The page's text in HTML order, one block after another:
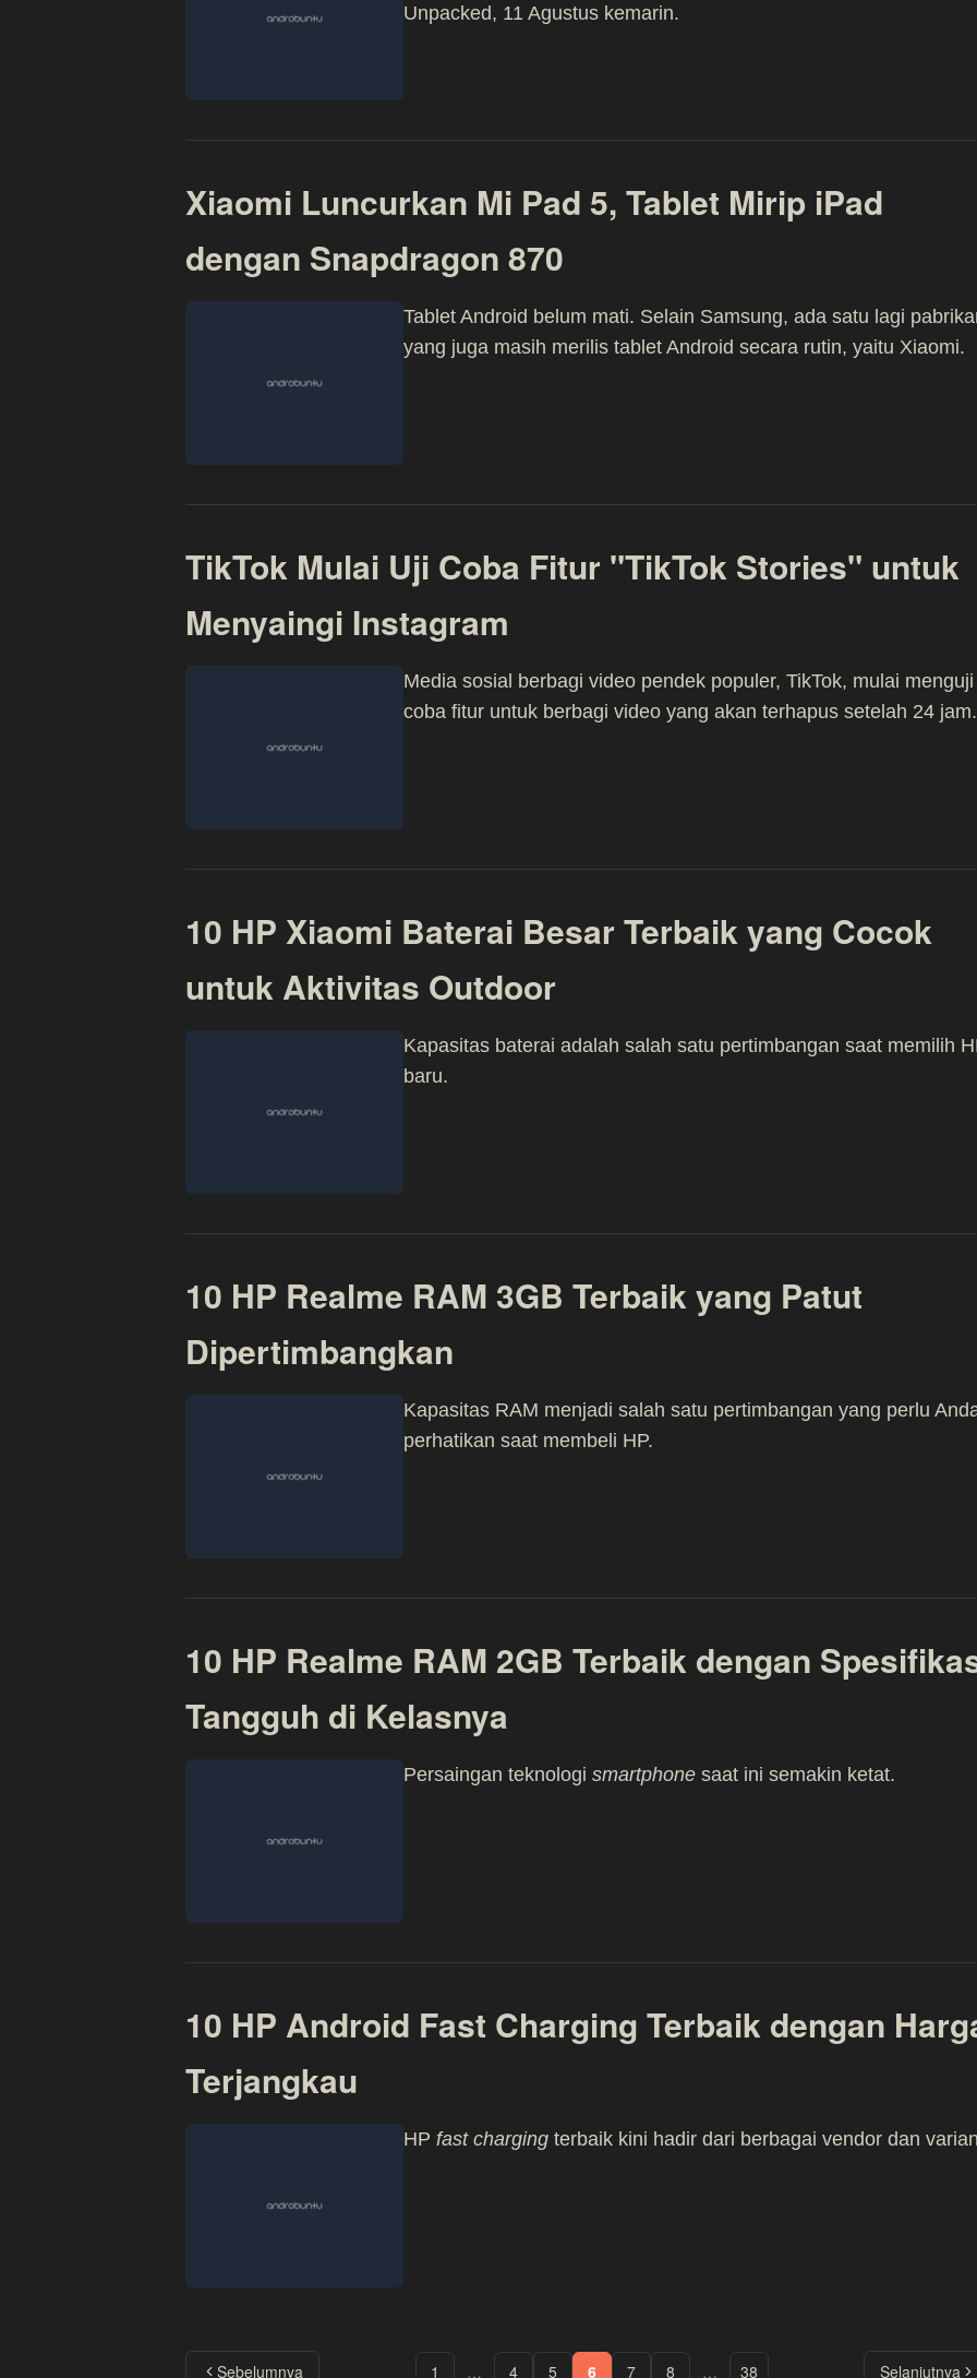
Unpacked, 11 Agustus kemarin.
Xiaomi Luncurkan Mi Pad 5, Tablet Mirip iPad
dengan Snapdragon 870
Tablet Android belum mati. Selain Samsung, ada satu lagi
yang juga masih merilis tablet Android secara rutin, yaitu Xiaomi.
TikTok Mulai Uji Coba Fitur "TikTok Stories" untuk
Menyaingi Instagram
Media sosial berbagi video pendek populer, TikTok, mulai menguji
coba fitur untuk berbagi video yang akan terhapus setelah 24 jam.
10 HP Xiaomi Baterai Besar Terbaik yang Cocok
untuk Aktivitas Outdoor
Kapasitas baterai adalah salah satu pertimbangan saat memilih
baru.
10 HP Realme RAM 3GB Terbaik yang Patut
Dipertimbangkan
Kapasitas RAM menjadi salah satu pertimbangan yang perlu
perhatikan saat membeli HP.
10 HP Realme RAM 2GB Terbaik dengan
Tangguh di Kelasnya
Persaingan teknologi smartphone saat ini semakin ketat.
10 HP Android Fast Charging Terbaik dengan
Terjangkau
HP fast charging terbaik kini hadir dari berbagai vendor dan
Sebelumnya 1 … 4 5 6 7 8 … 38 Selanjutnya